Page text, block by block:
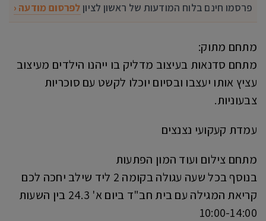
פרסמו חינם בלוח המודעות של ראשון לציון לפרסום מודעה ‹
מתחם מתוק:
מתחם סדנאות בעיצוב מדליק בו ייהנו הילדים מעיצוב
עציץ אותו יעצבו ובסיום יוכלו לקשט עם סוכריות
צבעוניות.
עמדת קעקועי נצנצים
מתחם צילום ועוד המון הפתעות
בנוסף בכל שעה עגולה בקומה 2 ליד שילב יחכה לכם
קריאת המגילה עם בית חב"ד ביום א' 24.3 בין השעות
10:00-14:00